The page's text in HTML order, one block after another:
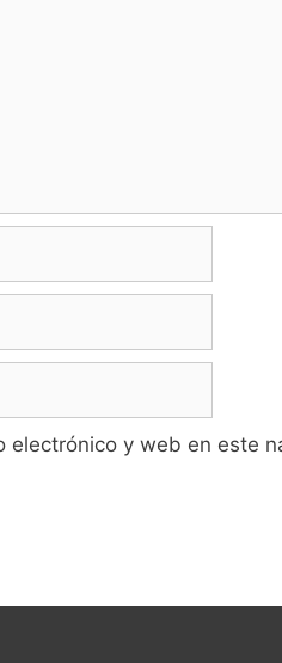
electrónico y web en este